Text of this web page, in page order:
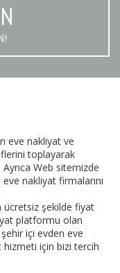
eve nakliyat ve
toplayarak
Web sitemizde
nakliyat firmalarını
ücretsiz şekilde fiyat
platformu olan
içi evden eve
için bizi tercih